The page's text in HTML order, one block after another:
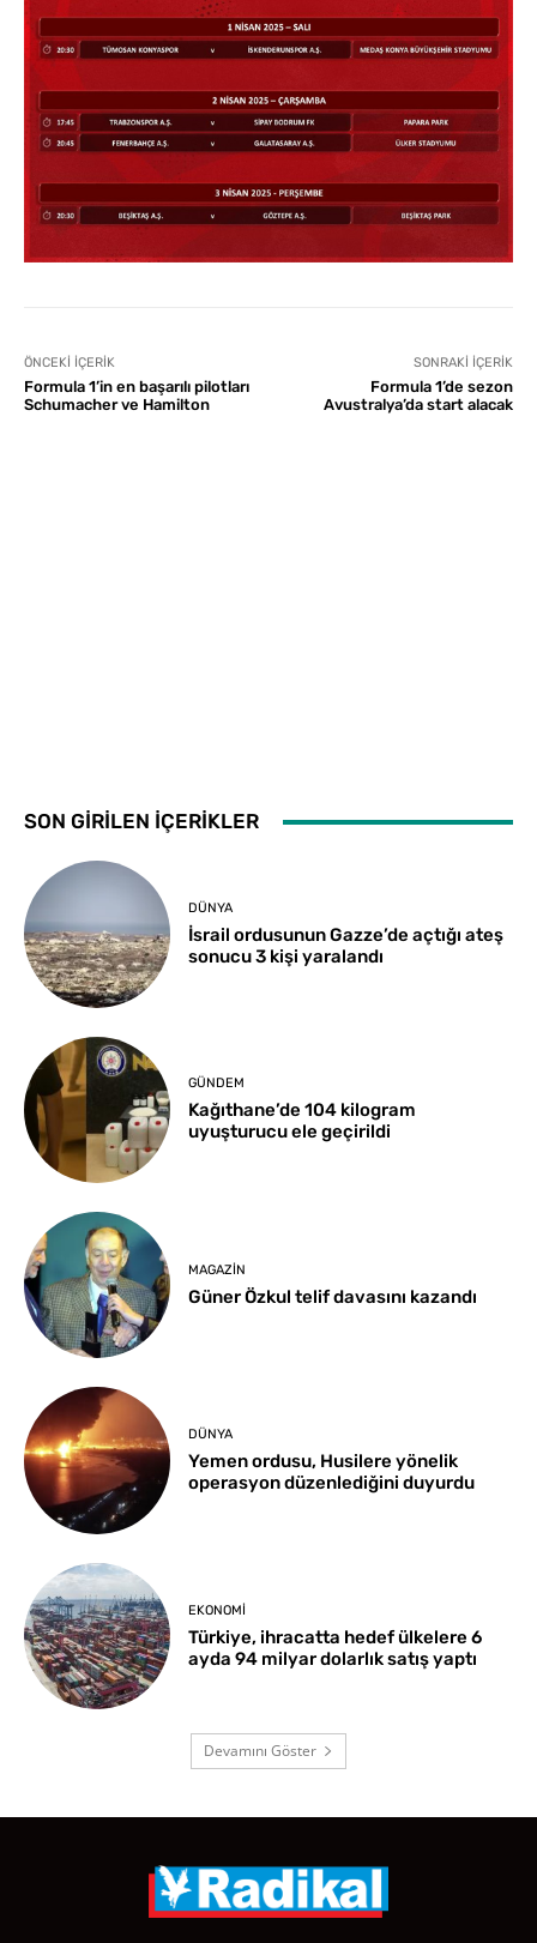
ÖNCEKI İÇERIK
Formula 1’in en başarılı pilotları
Schumacher ve Hamilton
SONRAKI İÇERIK
Formula 1’de sezon
Avustralya’da start alacak
SON GİRİLEN İÇERİKLER
DÜNYA
İsrail ordusunun Gazze’de açtığı ateş
sonucu 3 kişi yaralandı
GÜNDEM
Kağıthane’de 104 kilogram
uyuşturucu ele geçirildi
MAGAZIN
Güner Özkul telif davasını kazandı
DÜNYA
Yemen ordusu, Husilere yönelik
operasyon düzenlediğini duyurdu
EKONOMI
Türkiye, ihracatta hedef ülkelere 6
ayda 94 milyar dolarlık satış yaptı
Devamını Göster